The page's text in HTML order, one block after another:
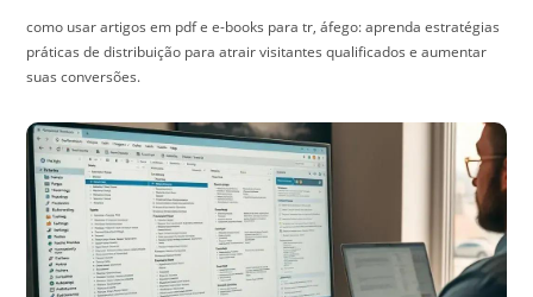
como usar artigos em pdf e e-books para tr, áfego: aprenda estratégias
práticas de distribuição para atrair visitantes qualificados e aumentar
suas conversões.